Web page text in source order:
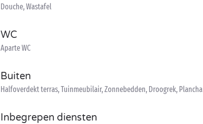
Douche, Wastafel
WC
Aparte WC
Buiten
Halfoverdekt terras, Tuinmeubilair, Zonnebedden, Droogrek, Plancha
Inbegrepen diensten